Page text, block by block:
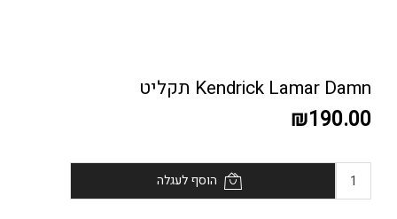
Kendrick Lamar Damn תקליט
₪190.00
הוסף לעגלה